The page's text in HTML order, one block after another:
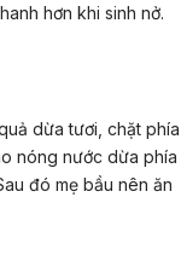
hơn khi sinh nở.
dừa tươi, chặt phía
nóng nước dừa phía
đó mẹ bầu nên ăn